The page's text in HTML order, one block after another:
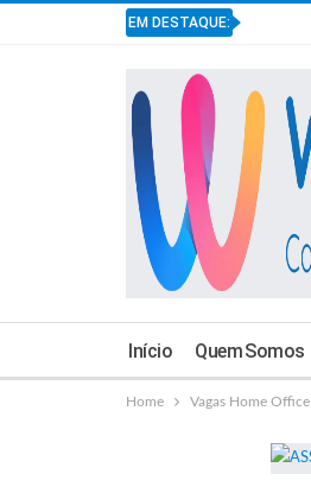
EM DESTAQUE:
Início Quem Somos
Home Vagas Home Office